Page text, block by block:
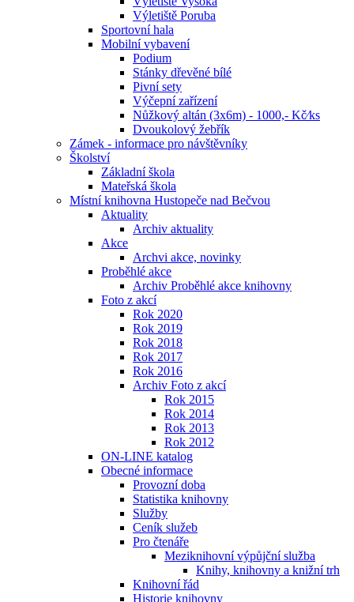
Výletiště Poruba
Sportovní hala
Mobilní vybavení
Podium
Stánky dřevěné bílé
Pivní sety
Výčepní zařízení
Nůžkový altán (3x6m) - 1000,- Kč⁄ks
Dvoukolový žebřík
Zámek - informace pro návštěvníky
Školství
Základní škola
Mateřská škola
Místní knihovna Hustopeče nad Bečvou
Aktuality
Archiv aktuality
Akce
Archvi akce, novinky
Proběhlé akce
Archiv Proběhlé akce knihovny
Foto z akcí
Rok 2020
Rok 2019
Rok 2018
Rok 2017
Rok 2016
Archiv Foto z akcí
Rok 2015
Rok 2014
Rok 2013
Rok 2012
ON-LINE katalog
Obecné informace
Provozní doba
Statistika knihovny
Služby
Ceník služeb
Pro čtenáře
Meziknihovní výpůjční služba
Knihy, knihovny a knižní trh
Knihovní řád
Historie knihovny